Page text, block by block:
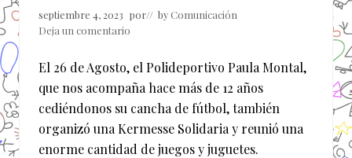
septiembre 4, 2023 por// byComunicación
Deja un comentario
El 26 de Agosto, el Polideportivo Paula Montal,
que nos acompaña hace más de 12 años
cediéndonos su cancha de fútbol, también
organizó una Kermesse Solidaria y reunió una
enorme cantidad de juegos y juguetes.